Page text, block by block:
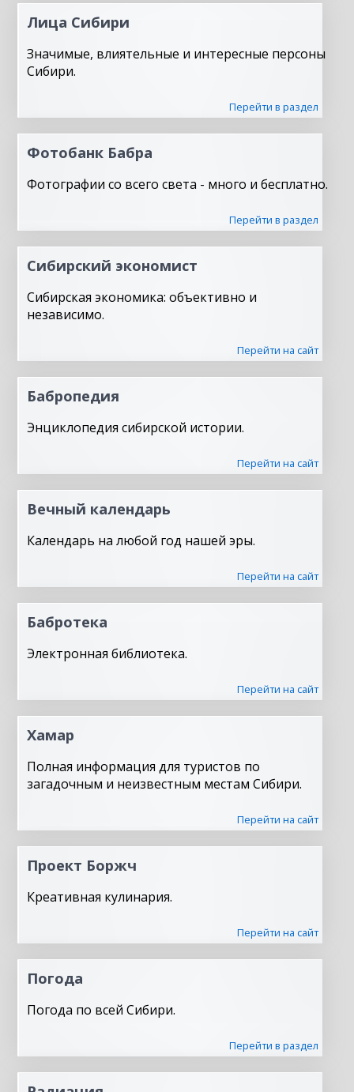
Лица Сибири
Значимые, влиятельные и интересные персоны
Сибири.
Перейти в раздел
Фотобанк Бабра
Фотографии со всего света - много и бесплатно.
Перейти в раздел
Сибирский экономист
Сибирская экономика: объективно и
независимо.
Перейти на сайт
Бабропедия
Энциклопедия сибирской истории.
Перейти на сайт
Вечный календарь
Календарь на любой год нашей эры.
Перейти на сайт
Бабротека
Электронная библиотека.
Перейти на сайт
Хамар
Полная информация для туристов по
загадочным и неизвестным местам Сибири.
Перейти на сайт
Проект Боржч
Креативная кулинария.
Перейти на сайт
Погода
Погода по всей Сибири.
Перейти в раздел